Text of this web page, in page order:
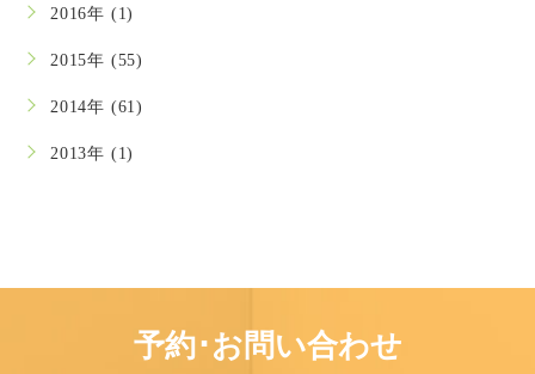
2016年 (1)
2015年 (55)
2014年 (61)
2013年 (1)
予約･お問い合わせ